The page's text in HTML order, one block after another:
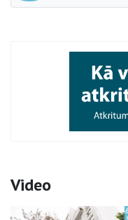
Video